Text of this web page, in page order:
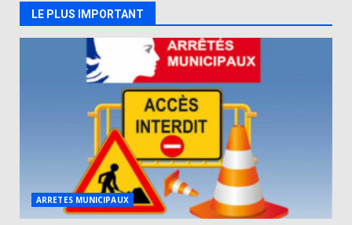
LE PLUS IMPORTANT
ARRETES MUNICIPAUX